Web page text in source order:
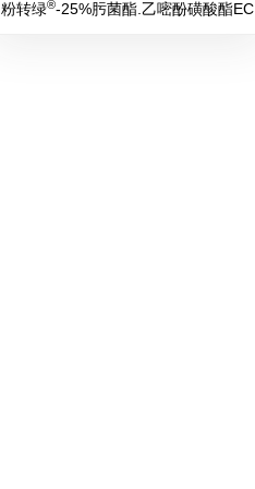
粉转绿®-25%肟菌酯.乙嘧酚磺酸酯EC